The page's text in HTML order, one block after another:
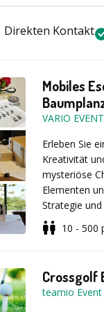
Anlass:
Dauer: Ca. 3
werdet nun
Ihr startet
uns durch
Zeltsystem
den
bereit für
Bucht jetzt
Adrenalin
Direkten Kontakt
Mobiles
VARIO
Erleben Sie
Kreativität
mysteriöse
Elementen
Strategie
Tools auf
gemeinsam.
10 - 500
Crossgolf
teamio Event